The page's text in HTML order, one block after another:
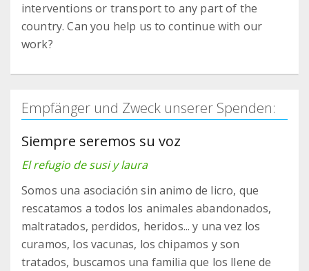
interventions or transport to any part of the
country. Can you help us to continue with our
work?
Empfänger und Zweck unserer Spenden:
Siempre seremos su voz
El refugio de susi y laura
Somos una asociación sin animo de licro, que
rescatamos a todos los animales abandonados,
maltratados, perdidos, heridos... y una vez los
curamos, los vacunas, los chipamos y son
tratados, buscamos una familia que los llene de